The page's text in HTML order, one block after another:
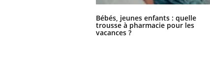
Bébés, jeunes enfants : quelle
trousse à pharmacie pour les
vacances ?